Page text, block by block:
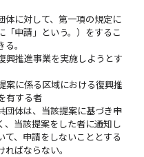
体に対して、第一項の規定に
「申請」という。）をするこ
。
興推進事業を実施しようとす
案に係る区域における復興推
有する者
団体は、当該提案に基づき申
、当該提案をした者に通知し
て、申請をしないこととする
ばならない。